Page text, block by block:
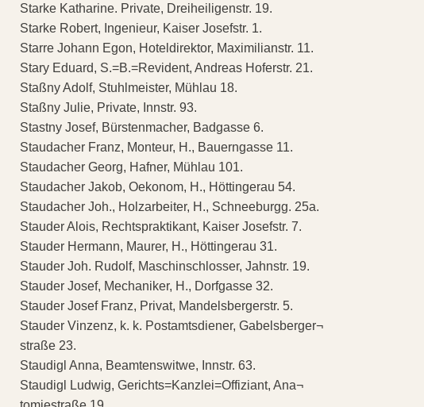
Starke Katharine. Private, Dreiheiligenstr. 19.
Starke Robert, Ingenieur, Kaiser Josefstr. 1.
Starre Johann Egon, Hoteldirektor, Maximilianstr. 11.
Stary Eduard, S.=B.=Revident, Andreas Hoferstr. 21.
Staßny Adolf, Stuhlmeister, Mühlau 18.
Staßny Julie, Private, Innstr. 93.
Stastny Josef, Bürstenmacher, Badgasse 6.
Staudacher Franz, Monteur, H., Bauerngasse 11.
Staudacher Georg, Hafner, Mühlau 101.
Staudacher Jakob, Oekonom, H., Höttingerau 54.
Staudacher Joh., Holzarbeiter, H., Schneeburgg. 25a.
Stauder Alois, Rechtspraktikant, Kaiser Josefstr. 7.
Stauder Hermann, Maurer, H., Höttingerau 31.
Stauder Joh. Rudolf, Maschinschlosser, Jahnstr. 19.
Stauder Josef, Mechaniker, H., Dorfgasse 32.
Stauder Josef Franz, Privat, Mandelsbergerstr. 5.
Stauder Vinzenz, k. k. Postamtsdiener, Gabelsberger¬
straße 23.
Staudigl Anna, Beamtenswitwe, Innstr. 63.
Staudigl Ludwig, Gerichts=Kanzlei=Offiziant, Ana¬